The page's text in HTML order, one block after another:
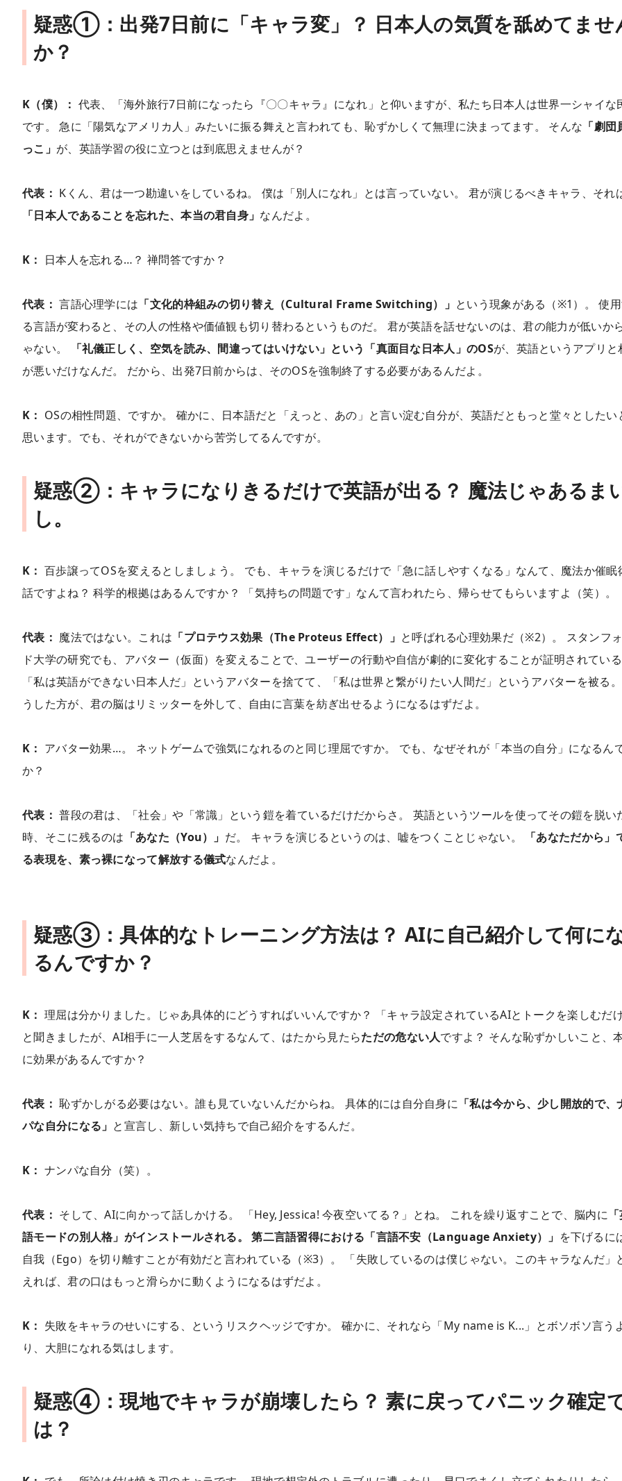
疑惑①：出発7日前に「キャラ変」？ 日本人の気質を舐めてませ
か？
K（僕）： 代表、「海外旅行7日前になったら『〇〇キャラ』になれ」と仰いますが、私たち日本人は世界一シャイな
です。 急に「陽気なアメリカ人」みたいに振る舞えと言われても、恥ずかしくて無理に決まってます。 そんな 「劇団
っこ」 が、英語学習の役に立つとは到底思えませんが？
代表： Kくん、君は一つ勘違いをしているね。 僕は「別人になれ」とは言っていない。 君が演じるべきキャラ、それ
「日本人であることを忘れた、本当の君自身」 なんだよ。
K： 日本人を忘れる…？ 禅問答ですか？
代表： 言語心理学には 「文化的枠組みの切り替え（Cultural Frame Switching）」 という現象がある（※1）。 使
る言語が変わると、その人の性格や価値観も切り替わるというものだ。 君が英語を話せないのは、君の能力が低いか
ゃない。
「礼儀正しく、空気を読み、間違ってはいけない」という「真面目な日本人」のOSが、英語というアプリと
が悪いだけなんだ。 だから、出発7日前からは、そのOSを強制終了する必要があるんだよ。
K： OSの相性問題、ですか。 確かに、日本語だと「えっと、あの」と言い淀む自分が、英語だともっと堂々としたい
思います。でも、それができないから苦労してるんですが。
疑惑②：キャラになりきるだけで英語が出る？ 魔法じゃあるま
し。
K： 百歩譲ってOSを変えるとしましょう。 でも、キャラを演じるだけで「急に話しやすくなる」なんて、魔法か催眠
話ですよね？ 科学的根拠はあるんですか？ 「気持ちの問題です」なんて言われたら、帰らせてもらいますよ（笑）。
代表： 魔法ではない。これは 「プロテウス効果（The Proteus Effect）」 と呼ばれる心理効果だ（※2）。 スタンフ
ド大学の研究でも、アバター（仮面）を変えることで、ユーザーの行動や自信が劇的に変化することが証明されている
「私は英語ができない日本人だ」というアバターを捨てて、「私は世界と繋がりたい人間だ」というアバターを被る
うした方が、君の脳はリミッターを外して、自由に言葉を紡ぎ出せるようになるはずだよ。
K： アバター効果…。 ネットゲームで強気になれるのと同じ理屈ですか。 でも、なぜそれが「本当の自分」になるん
か？
代表： 普段の君は、「社会」や「常識」という鎧を着ているだけだからさ。 英語というツールを使ってその鎧を脱い
時、そこに残るのは 「あなた（You）」 だ。 キャラを演じるというのは、嘘をつくことじゃない。
「あなただから」
る表現を、素っ裸になって解放する儀式なんだよ。
疑惑③：具体的なトレーニング方法は？ AIに自己紹介して何に
るんですか？
K： 理屈は分かりました。じゃあ具体的にどうすればいいんですか？ 「キャラ設定されているAIとトークを楽しむだけ
と聞きましたが、AI相手に一人芝居をするなんて、はたから見たらただの危ない人ですよ？ そんな恥ずかしいこと、
に効果があるんですか？
代表： 恥ずかしがる必要はない。誰も見ていないんだからね。 具体的には自分自身に 「私は今から、少し開放的で、
パな自分になる」 と宣言し、新しい気持ちで自己紹介をするんだ。
K： ナンパな自分（笑）。
代表： そして、AIに向かって話しかける。 「Hey, Jessica! 今夜空いてる？」とね。 これを繰り返すことで、脳内に
語モードの別人格」がインストールされる。 第二言語習得における「言語不安（Language Anxiety）」 を下げるに
自我（Ego）を切り離すことが有効だと言われている（※3）。 「失敗しているのは僕じゃない。このキャラなんだ」
えれば、君の口はもっと滑らかに動くようになるはずだよ。
K： 失敗をキャラのせいにする、というリスクヘッジですか。 確かに、それなら「My name is K...」とボソボソ言う
り、大胆になれる気はします。
疑惑④：現地でキャラが崩壊したら？ 素に戻ってパニック確定
は？